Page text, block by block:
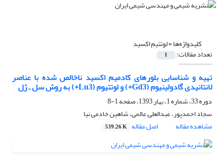
کلیدواژه‌ها =لوتتیم اکسید
تعداد مقالات: 1
تهیه و شناسایی بلورهای کادمیم اکسید ناخالص شده با عناصر
لانتانیدی گادولینیوم (Gd3+) و لوتتیوم (Lu3+) به روش سل ـ ژل
دوره 33، شماره 1، بهار 1393، صفحه
1-8
سجاد احمدپور، عبدالعلی عالمی، شاهین خادمی نیا
مشاهده مقاله
اصل مقاله 539.26 K